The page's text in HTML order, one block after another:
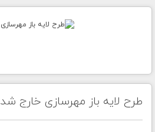
طرح لایه باز مهرسازی خارج شد